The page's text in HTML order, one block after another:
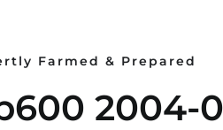
Farmed & Prepared
2004-